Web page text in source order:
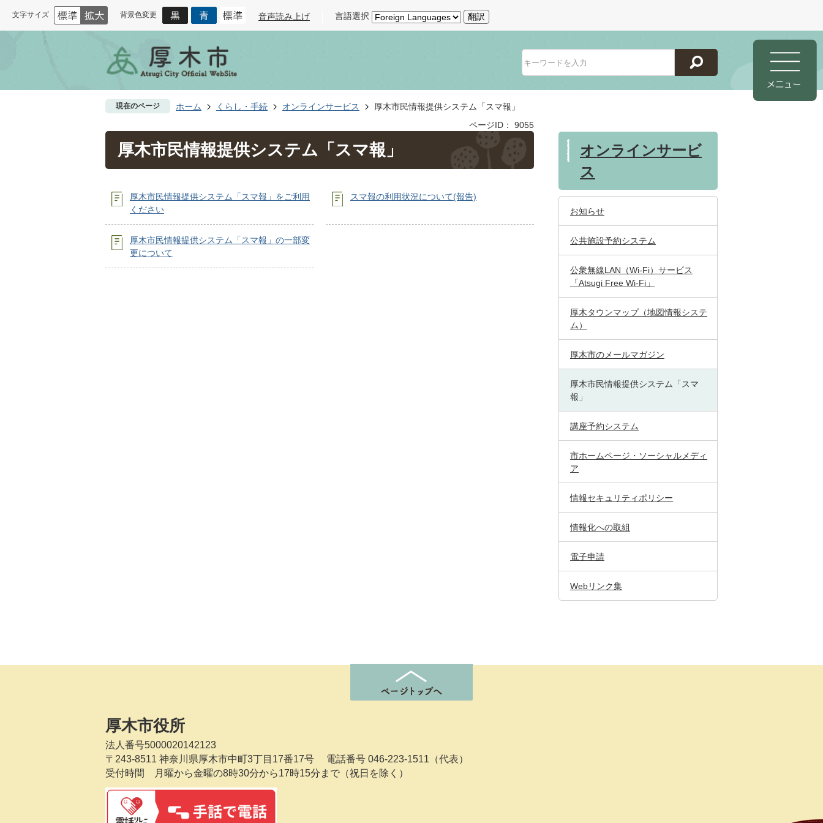
文字サイズ 背景色変更 音声読み上げ 言語選択 翻訳
現在のページ ホーム くらし・手続 オンラインサービス
厚木市民情報提供システム「スマ報」
ページID：
9055
厚木市民情報提供システム「スマ報」
厚木市民情報提供システム「スマ報」をご利用
ください
スマ報の利用状況について(報告)
厚木市民情報提供システム「スマ報」の一部変
更について
オンラインサービ
ス
お知らせ
公共施設予約システム
公衆無線LAN（Wi-Fi）サービス
「Atsugi Free Wi-Fi」
厚木タウンマップ（地図情報システ
ム）
厚木市のメールマガジン
厚木市民情報提供システム「スマ
報」
講座予約システム
市ホームページ・ソーシャルメディ
ア
情報セキュリティポリシー
情報化への取組
電子申請
Webリンク集
厚木市役所
法人番号5000020142123
〒243-8511 神奈川県厚木市中町3丁目17番17号
電話番号 046-223-1511（代表）
受付時間 月曜から金曜の8時30分から17時15分まで（祝日を除く）